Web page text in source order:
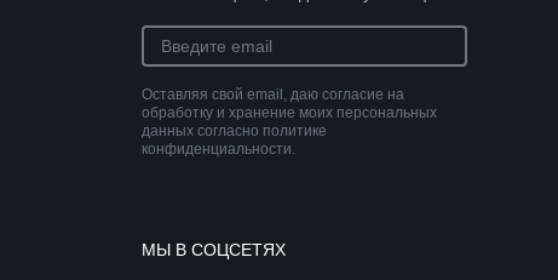
Оставляя свой email, даю согласие на
обработку и хранение моих персональных
данных согласно политике
конфиденциальности.
МЫ В СОЦСЕТЯХ